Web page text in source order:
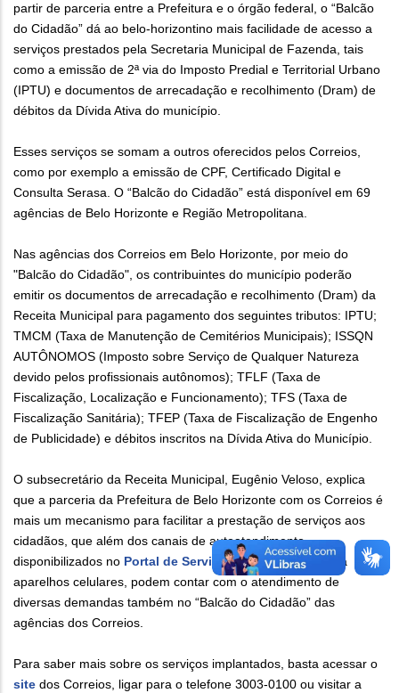
partir de parceria entre a Prefeitura e o órgão federal, o “Balcão
do Cidadão” dá ao belo-horizontino mais facilidade de acesso a
serviços prestados pela Secretaria Municipal de Fazenda, tais
como a emissão de 2ª via do Imposto Predial e Territorial Urbano
(IPTU) e documentos de arrecadação e recolhimento (Dram) de
débitos da Dívida Ativa do município.
Esses serviços se somam a outros oferecidos pelos Correios,
como por exemplo a emissão de CPF, Certificado Digital e
Consulta Serasa. O “Balcão do Cidadão” está disponível em 69
agências de Belo Horizonte e Região Metropolitana.
Nas agências dos Correios em Belo Horizonte, por meio do
"Balcão do Cidadão", os contribuintes do município poderão
emitir os documentos de arrecadação e recolhimento (Dram) da
Receita Municipal para pagamento dos seguintes tributos: IPTU;
TMCM (Taxa de Manutenção de Cemitérios Municipais); ISSQN
AUTÔNOMOS (Imposto sobre Serviço de Qualquer Natureza
devido pelos profissionais autônomos); TFLF (Taxa de
Fiscalização, Localização e Funcionamento); TFS (Taxa de
Fiscalização Sanitária); TFEP (Taxa de Fiscalização de Engenho
de Publicidade) e débitos inscritos na Dívida Ativa do Município.
O subsecretário da Receita Municipal, Eugênio Veloso, explica
que a parceria da Prefeitura de Belo Horizonte com os Correios é
mais um mecanismo para facilitar a prestação de serviços aos
cidadãos, que além dos canais de autoatendimento
disponibilizados no Portal de Serviçose no PBH APP para
aparelhos celulares, podem contar com o atendimento de
diversas demandas também no “Balcão do Cidadão” das
agências dos Correios.
Para saber mais sobre os serviços implantados, basta acessar o
site dos Correios, ligar para o telefone 3003-0100 ou visitar a